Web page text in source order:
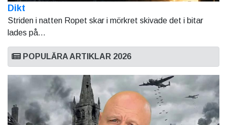
Dikt
Striden i natten Ropet skar i mörkret skivade det i bitar
lades på...
POPULÄRA ARTIKLAR 2026